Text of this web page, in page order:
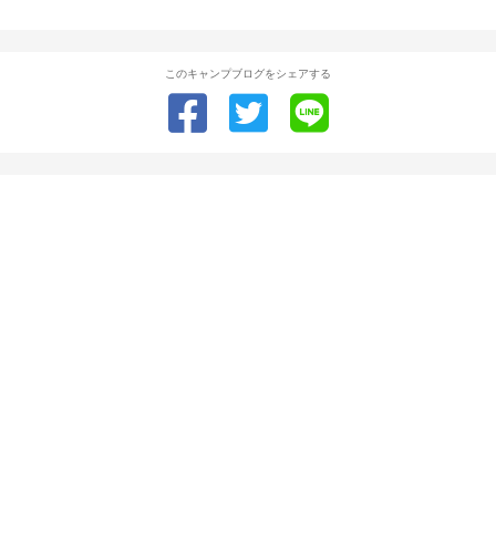
このキャンプブログをシェアする